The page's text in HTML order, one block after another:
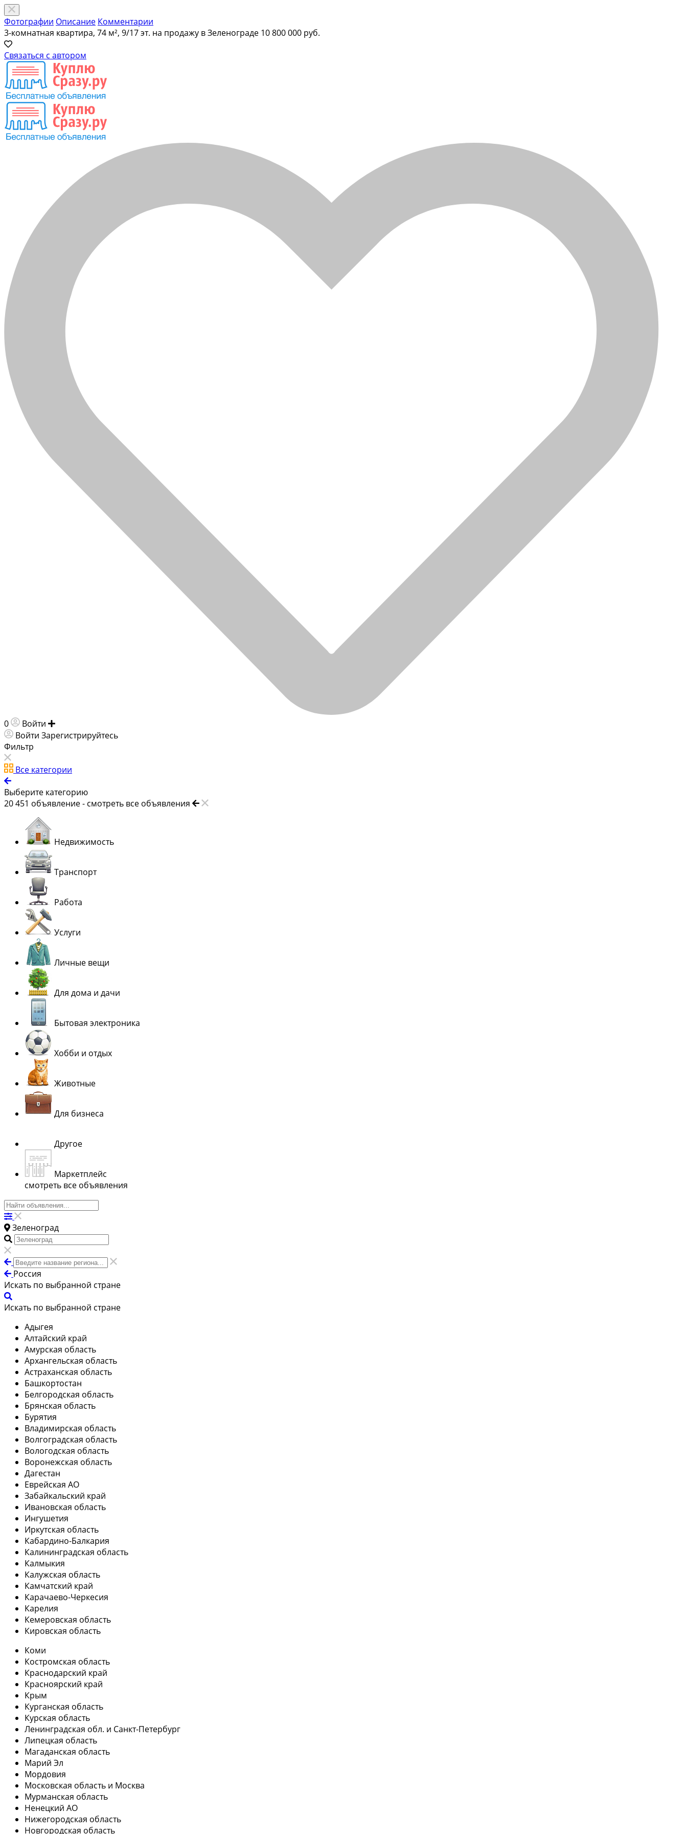
Фотографии Описание Комментарии
3-комнатная квартира, 74 м², 9/17 эт. на продажу в Зеленограде 10 800 000 руб.
Связаться с автором
0 Войти
Войти Зарегистрируйтесь
Фильтр
Все категории
Выберите категорию
20 451 объявление - смотреть все объявления
Недвижимость
Транспорт
Работа
Услуги
Личные вещи
Для дома и дачи
Бытовая электроника
Хобби и отдых
Животные
Для бизнеса
Другое
Маркетплейс
смотреть все объявления
Зеленоград
Россия
Искать по выбранной стране
Искать по выбранной стране
Адыгея
Алтайский край
Амурская область
Архангельская область
Астраханская область
Башкортостан
Белгородская область
Брянская область
Бурятия
Владимирская область
Волгоградская область
Вологодская область
Воронежская область
Дагестан
Еврейская АО
Забайкальский край
Ивановская область
Ингушетия
Иркутская область
Кабардино-Балкария
Калининградская область
Калмыкия
Калужская область
Камчатский край
Карачаево-Черкесия
Карелия
Кемеровская область
Кировская область
Коми
Костромская область
Краснодарский край
Красноярский край
Крым
Курганская область
Курская область
Ленинградская обл. и Санкт-Петербург
Липецкая область
Магаданская область
Марий Эл
Мордовия
Московская область и Москва
Мурманская область
Ненецкий АО
Нижегородская область
Новгородская область